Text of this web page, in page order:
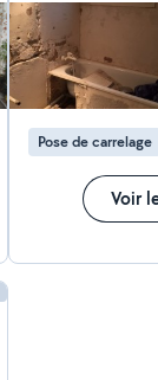
Pose de carrelage
Voir